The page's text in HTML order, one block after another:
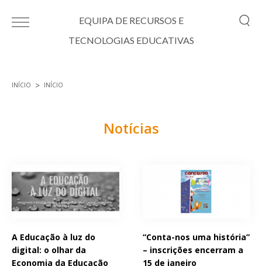
EQUIPA DE RECURSOS E
TECNOLOGIAS EDUCATIVAS
INÍCIO INÍCIO
Notícias
A Educação à luz do
digital: o olhar da
Economia da Educação
“Conta-nos uma história”
– inscrições encerram a
15 de janeiro
Páginas